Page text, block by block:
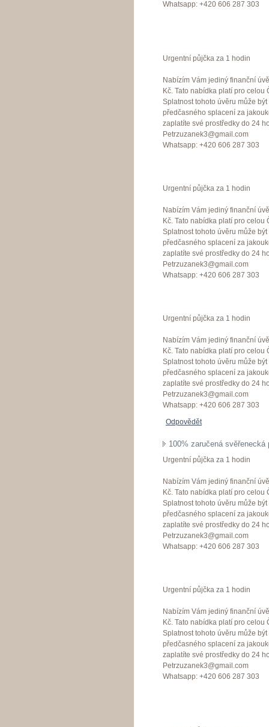
Whatsapp: +420 606 287 303
Urgentní půjčka za 1 hodin
Nabízím Vám jediný finanční
Kč. Tato nabídka platí pro
Splatnost tohoto úvěru může
předčasného splacení za
zaplatíte své prostředky do 24
Petrzuzanek3@gmail.com
Whatsapp: +420 606 287 303
Urgentní půjčka za 1 hodin
Nabízím Vám jediný finanční
Kč. Tato nabídka platí pro
Splatnost tohoto úvěru může
předčasného splacení za
zaplatíte své prostředky do 24
Petrzuzanek3@gmail.com
Whatsapp: +420 606 287 303
Urgentní půjčka za 1 hodin
Nabízím Vám jediný finanční
Kč. Tato nabídka platí pro
Splatnost tohoto úvěru může
předčasného splacení za
zaplatíte své prostředky do 24
Petrzuzanek3@gmail.com
Whatsapp: +420 606 287 303
Odpovědět
100% zaručená svěřenecká
Urgentní půjčka za 1 hodin
Nabízím Vám jediný finanční
Kč. Tato nabídka platí pro
Splatnost tohoto úvěru může
předčasného splacení za
zaplatíte své prostředky do 24
Petrzuzanek3@gmail.com
Whatsapp: +420 606 287 303
Urgentní půjčka za 1 hodin
Nabízím Vám jediný finanční
Kč. Tato nabídka platí pro
Splatnost tohoto úvěru může
předčasného splacení za
zaplatíte své prostředky do 24
Petrzuzanek3@gmail.com
Whatsapp: +420 606 287 303